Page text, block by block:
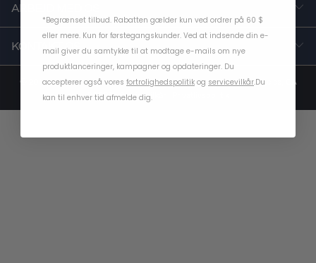
ARBEJD MED OS
KONTAKT OS
© 2014-2025 Thousand . 2651 East 12th Street, Unit 520, Los Angeles, CA
90023 |Servicevilkår
*Begrænset tilbud. Rabatten gælder kun ved ordrer på 60 $
eller mere. Kun for førstegangskunder. Ved at indsende din e-
mail giver du samtykke til at modtage e-mails om nye
produktlanceringer, kampagner og opdateringer. Du
accepterer også vores fortrolighedspolitik og servicevilkår.Du
kan til enhver tid afmelde dig.